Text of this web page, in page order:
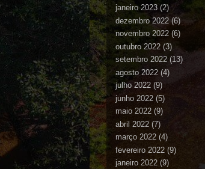
janeiro 2023 (2)
dezembro 2022 (6)
novembro 2022 (6)
outubro 2022 (3)
setembro 2022(13)
agosto 2022 (4)
julho 2022 (9)
junho 2022 (5)
maio 2022 (9)
abril 2022 (7)
março 2022 (4)
fevereiro 2022 (9)
janeiro 2022 (9)